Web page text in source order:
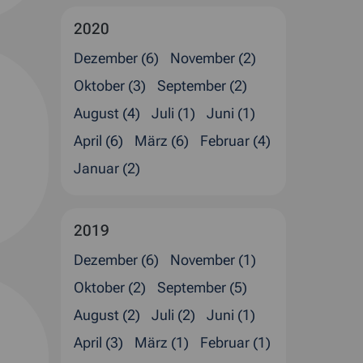
2020
Dezember (6)
November (2)
Oktober (3)
September (2)
August (4)
Juli (1)
Juni (1)
April (6)
März (6)
Februar (4)
Januar (2)
2019
Dezember (6)
November (1)
Oktober (2)
September (5)
August (2)
Juli (2)
Juni (1)
April (3)
März (1)
Februar (1)